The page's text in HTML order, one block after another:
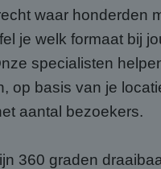
waar honderden
je welk formaat bij
specialisten
op basis van je
aantal bezoekers.
360 graden